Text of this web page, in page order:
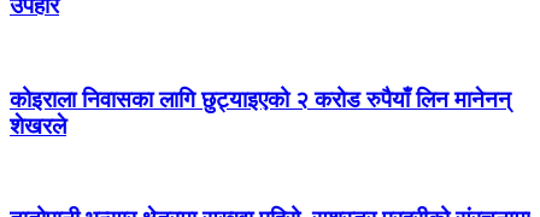
उपहार
कोइराला निवासका लागि छुट्याइएको २ करोड रुपैयाँ लिन मानेनन्
शेखरले